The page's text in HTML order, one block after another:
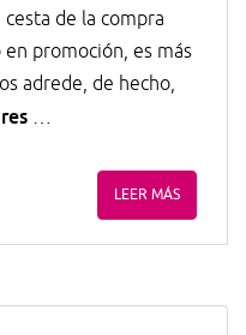
de la compra
promoción, es más
adrede, de hecho,
…
LEER MÁS